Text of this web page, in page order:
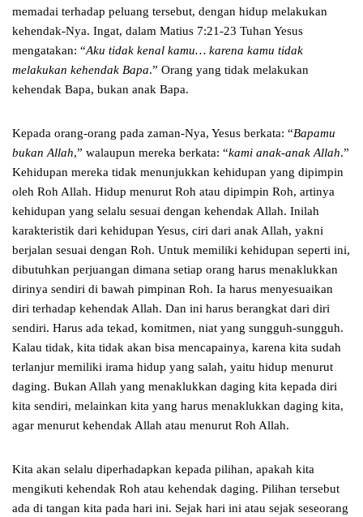
memadai terhadap peluang tersebut, dengan hidup melakukan
kehendak-Nya. Ingat, dalam Matius 7:21-23 Tuhan Yesus
mengatakan: “Aku tidak kenal kamu… karena kamu tidak
melakukan kehendak Bapa.” Orang yang tidak melakukan
kehendak Bapa, bukan anak Bapa.
Kepada orang-orang pada zaman-Nya, Yesus berkata: “Bapamu
bukan Allah,” walaupun mereka berkata: “kami anak-anak Allah.”
Kehidupan mereka tidak menunjukkan kehidupan yang dipimpin
oleh Roh Allah. Hidup menurut Roh atau dipimpin Roh, artinya
kehidupan yang selalu sesuai dengan kehendak Allah. Inilah
karakteristik dari kehidupan Yesus, ciri dari anak Allah, yakni
berjalan sesuai dengan Roh. Untuk memiliki kehidupan seperti ini,
dibutuhkan perjuangan dimana setiap orang harus menaklukkan
dirinya sendiri di bawah pimpinan Roh. Ia harus menyesuaikan
diri terhadap kehendak Allah. Dan ini harus berangkat dari diri
sendiri. Harus ada tekad, komitmen, niat yang sungguh-sungguh.
Kalau tidak, kita tidak akan bisa mencapainya, karena kita sudah
terlanjur memiliki irama hidup yang salah, yaitu hidup menurut
daging. Bukan Allah yang menaklukkan daging kita kepada diri
kita sendiri, melainkan kita yang harus menaklukkan daging kita,
agar menurut kehendak Allah atau menurut Roh Allah.
Kita akan selalu diperhadapkan kepada pilihan, apakah kita
mengikuti kehendak Roh atau kehendak daging. Pilihan tersebut
ada di tangan kita pada hari ini. Sejak hari ini atau sejak seseorang